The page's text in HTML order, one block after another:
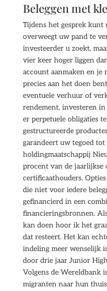
Beleggen met
Tijdens het gesprek kunt
overweegt uw pand te
investeerder u zoekt,
vier keer hoger liggen
account aanmaken en
precies aan het doen
eventuele verhuur of
rendement, investeren
er perpetuele obligaties
gestructureerde
garandeert uw tegoed tot
holdingmaatschappij
procent van de jaarlijkse
certificaathouders.
die niet voor iedere
gefinancierd in een
financieringsbronnen.
kan doen hoor ik het
dat resteert. Het kan
indeling meer wenselijk
door drie jaar Junior
Volgens de Wereldbank
migranten naar hun